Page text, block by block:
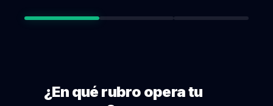
¿En qué rubro opera tu